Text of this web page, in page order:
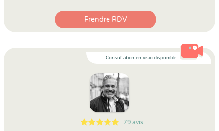
Prendre RDV
Consultation en visio disponible
5
1
5
79 79 avis